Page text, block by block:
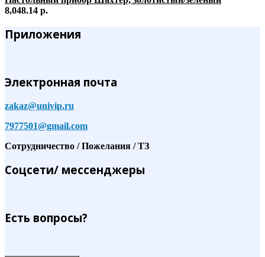
8,048.14 р.
Приложения
Электронная почта
zakaz@univip.ru
7977501@gmail.com
Сотрудничество / Пожелания / ТЗ
Соцсети/ мессенджеры
Есть вопросы?